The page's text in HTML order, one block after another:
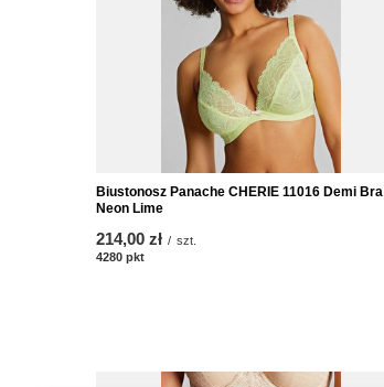
Biustonosz Panache CHERIE 11016 Demi Bra
Neon Lime
214,00 zł / szt.
4280 pkt